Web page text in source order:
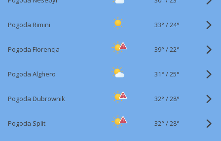
Pogoda Rimini 33° /24°
Pogoda Florencja 39° /22°
Pogoda Alghero 31° /25°
Pogoda Dubrownik 32° /28°
Pogoda Split 32° /28°